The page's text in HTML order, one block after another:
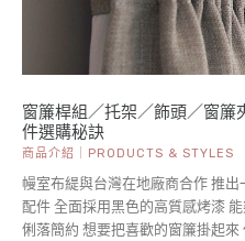
窗簾桿組／托架／飾頭／窗簾
件選購秘訣
商品介紹｜PRODUCTS & STYLES
幔室布緹與台灣在地廠商合作 推
配件 全面採用黑色的高質感烤漆
俐落簡約 想要把喜歡的窗簾掛起來 但窗簾桿零配件的其他細節一概不